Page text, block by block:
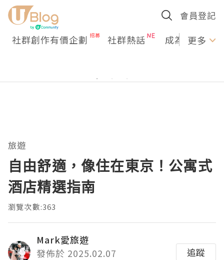
會員登記
社群創作有價企劃 社群熱話 成為U更多
旅遊
自由舒適，像住在東京！公寓式
酒店精選指南
瀏覽次數:363
Mark愛旅遊
發佈於 2025.02.07
追蹤